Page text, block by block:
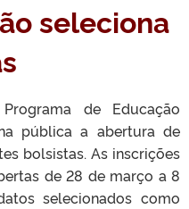
seleciona
de Educação
pública a abertura de
bolsistas. As inscrições
de 28 de março a 8
selecionados como